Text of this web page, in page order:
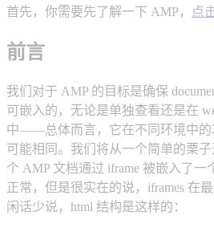
首先，你需要先了解一下 AMP， 点
前言
我们对于 AMP 的目标是确保
可嵌入的，无论是单独查看还是在
中——总体而言，它在不同环境中的
可能相同。我们将从一个简单的栗
个 AMP 文档通过 iframe 被嵌入了一
正常，但是很实在的说，iframes 在
闲话少说，html 结构是这样的：